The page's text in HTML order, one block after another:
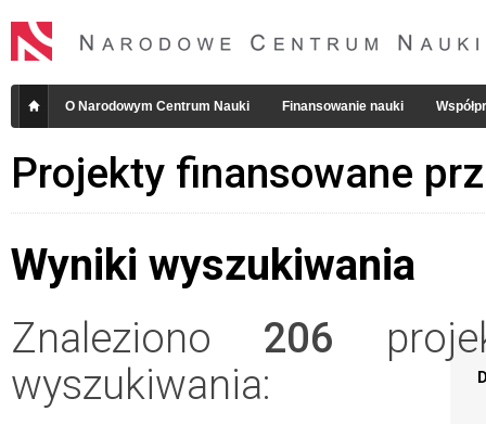
O Narodowym Centrum Nauki Finansowanie nauki
Projekty finansowane
Wyniki wyszukiwania
Znaleziono 206
wyszukiwania: